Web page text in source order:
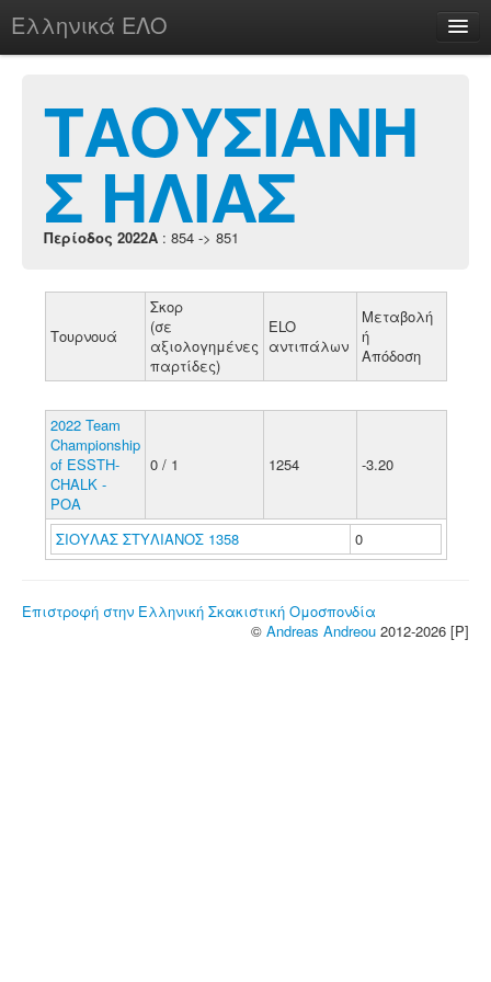
Ελληνικά ΕΛΟ
chesstu.be @ discord
Login
ΤΑΟΥΣΙΑΝΗ
Σ ΗΛΙΑΣ
Περίοδος 2022A : 854 -> 851
Τουρνουά
Σκορ
(σε
αξιολογημένες
παρτίδες)
ELO
αντιπάλων
Μεταβολή
ή
Απόδοση
2022 Team
Championship
of ESSTH-
CHALK -
POA
0 / 1 1254 -3.20
ΣΙΟΥΛΑΣ ΣΤΥΛΙΑΝΟΣ 1358 0
Επιστροφή στην Ελληνική Σκακιστική Ομοσπονδία
© Andreas Andreou 2012-2026 [P]